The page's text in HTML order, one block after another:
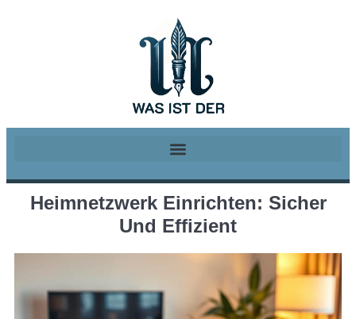
Heimnetzwerk Einrichten: Sicher
Und Effizient